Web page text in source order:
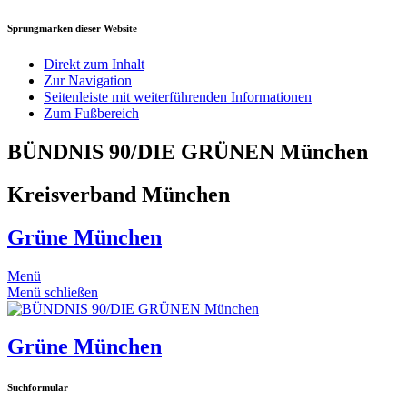
Sprungmarken dieser Website
Direkt zum Inhalt
Zur Navigation
Seitenleiste mit weiterführenden Informationen
Zum Fußbereich
BÜNDNIS 90/DIE GRÜNEN München
Kreisverband München
Grüne München
Menü
Menü schließen
Grüne München
Suchformular